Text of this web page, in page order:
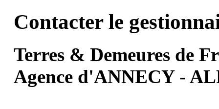
Contacter le
Terres & Demeures de
Agence d'ANNECY -